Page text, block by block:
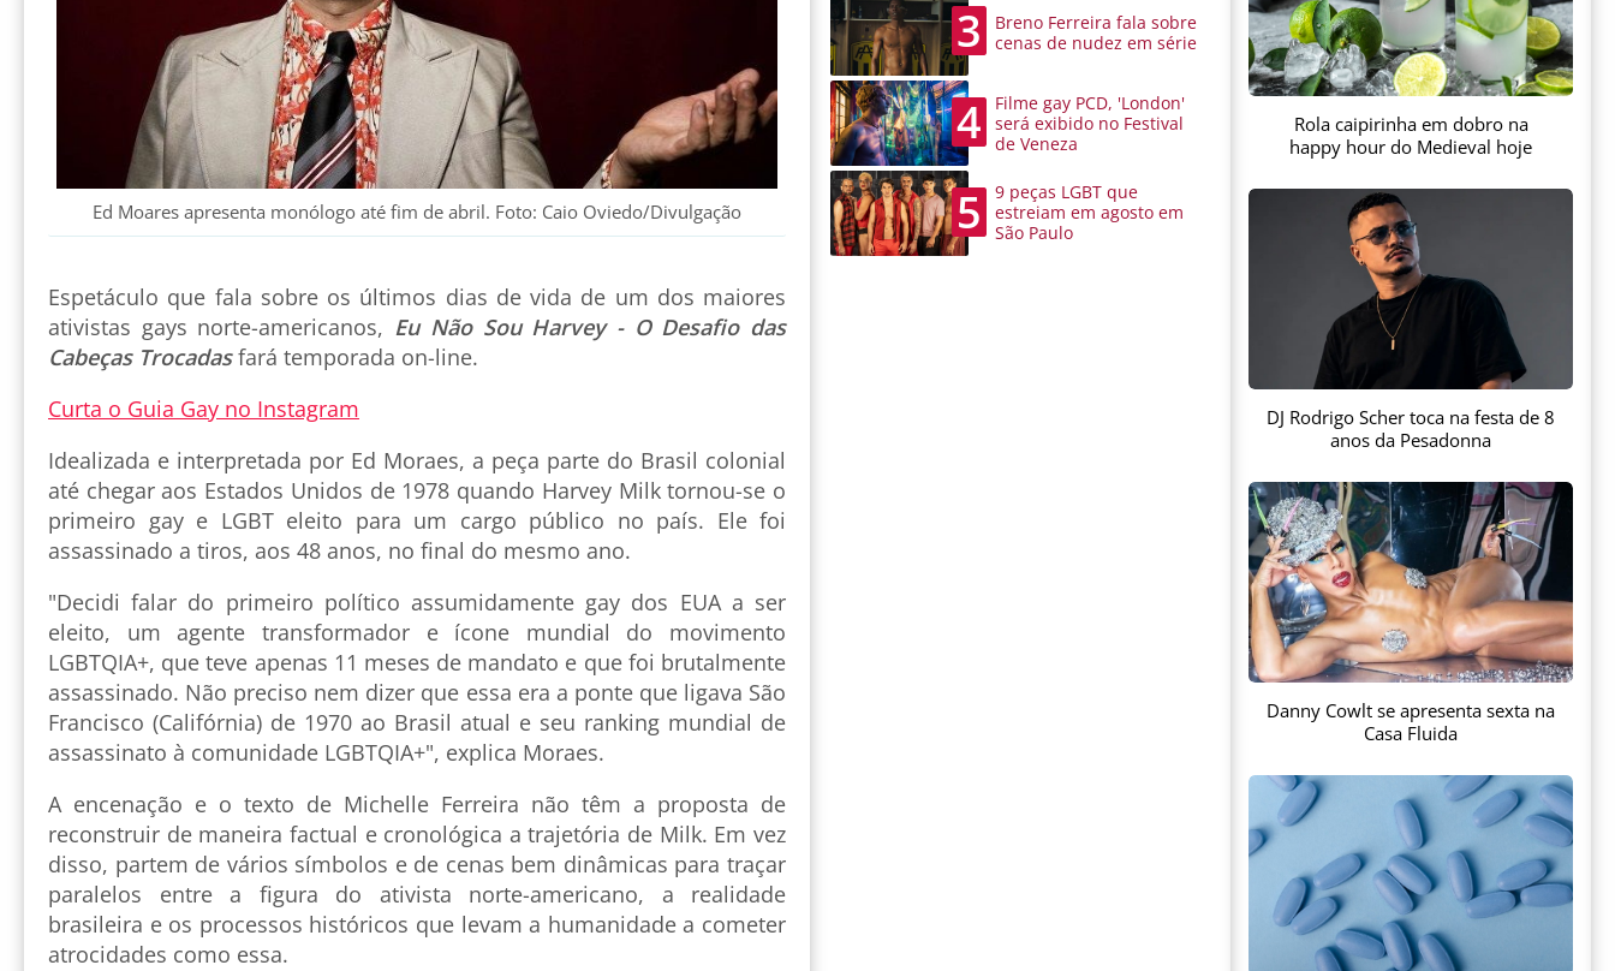
Ed Moares apresenta monólogo até fim de abril. Foto: Caio Oviedo/Divulgação
Espetáculo que fala sobre os últimos dias de vida de um dos maiores
ativistas gays norte-americanos, Eu Não Sou Harvey - O Desafio das
Cabeças Trocadasfará temporada on-line.
Curta o Guia Gay no Instagram
Idealizada e interpretada por Ed Moraes, a peça parte do Brasil colonial
até chegar aos Estados Unidos de 1978 quando Harvey Milk tornou-se o
primeiro gay e LGBT eleito para um cargo público no país. Ele foi
assassinado a tiros, aos 48 anos, no final do mesmo ano.
"Decidi falar do primeiro político assumidamente gay dos EUA a ser
eleito, um agente transformador e ícone mundial do movimento
LGBTQIA+, que teve apenas 11 meses de mandato e que foi brutalmente
assassinado. Não preciso nem dizer que essa era a ponte que ligava São
Francisco (Califórnia) de 1970 ao Brasil atual e seu ranking mundial de
assassinato à comunidade LGBTQIA+", explica Moraes.
A encenação e o texto de Michelle Ferreira não têm a proposta de
reconstruir de maneira factual e cronológica a trajetória de Milk. Em vez
disso, partem de vários símbolos e de cenas bem dinâmicas para traçar
paralelos entre a figura do ativista norte-americano, a realidade
brasileira e os processos históricos que levam a humanidade a cometer
atrocidades como essa.
3
Breno Ferreira fala sobre
cenas de nudez em série
4
Filme gay PCD, 'London'
será exibido no Festival
de Veneza
5
9 peças LGBT que
estreiam em agosto em
São Paulo
Rola caipirinha em dobro na
happy hour do Medieval hoje
DJ Rodrigo Scher toca na festa de 8
anos da Pesadonna
Danny Cowlt se apresenta sexta na
Casa Fluida